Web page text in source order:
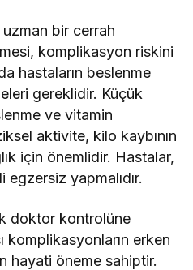
bir cerrah
komplikasyon riskini
hastaların beslenme
gereklidir. Küçük
ve vitamin
aktivite, kilo kaybının
için önemlidir. Hastalar,
yapmalıdır.
doktor kontrolüne
komplikasyonların erken
hayati öneme sahiptir.